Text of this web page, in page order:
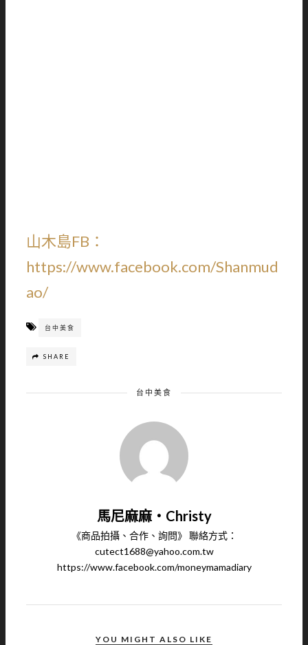
山木島FB：
https://www.facebook.com/Shanmud
ao/
台中美食
SHARE
台中美食
馬尼麻麻‧Christy
《商品拍攝、合作、詢問》 聯絡方式：
cutect1688@yahoo.com.tw
https://www.facebook.com/moneymamadiary
YOU MIGHT ALSO LIKE